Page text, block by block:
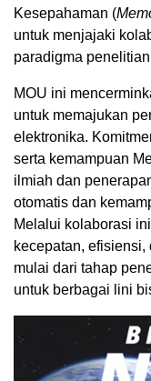
Kesepahaman (
untuk menjajaki
paradigma
MOU ini
untuk memajukan
elektronika.
serta kemampuan
ilmiah dan
otomatis dan
Melalui kolaborasi
kecepatan,
mulai dari tahap
untuk berbagai lini